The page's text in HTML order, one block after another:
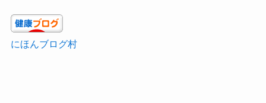
にほんブログ村